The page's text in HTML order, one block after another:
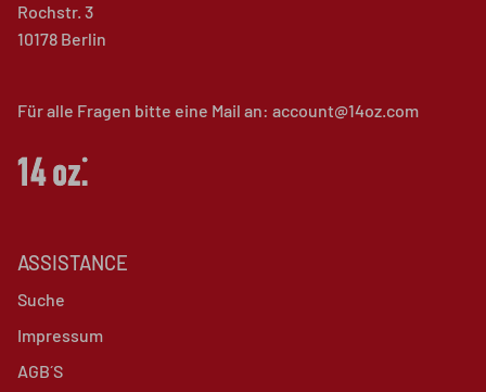
Rochstr. 3
10178 Berlin
Für alle Fragen bitte eine Mail an: account@14oz.com
ASSISTANCE
Suche
Impressum
AGB´S